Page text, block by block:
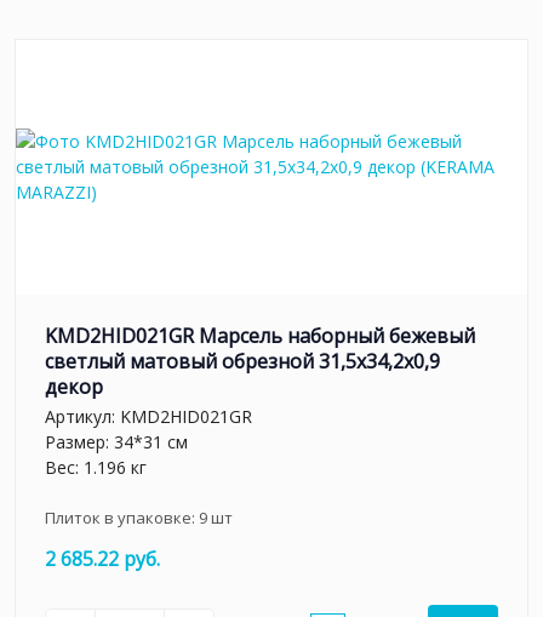
KMD2HID021GR Марсель наборный бежевый
светлый матовый обрезной 31,5x34,2x0,9
декор
Артикул: KMD2HID021GR
Размер: 34*31 см
Вес: 1.196 кг
Плиток в упаковке: 9шт
2 685.22 руб.